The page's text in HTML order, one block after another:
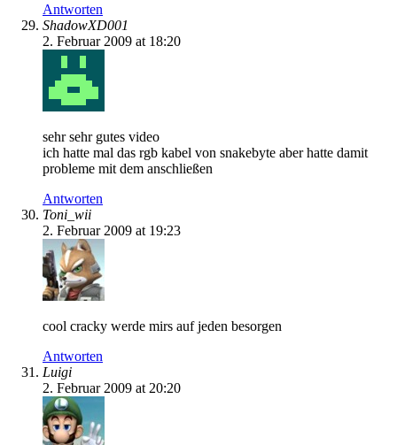
Antworten
ShadowXD001
2. Februar 2009 at 18:20
sehr sehr gutes video
ich hatte mal das rgb kabel von snakebyte aber hatte damit
probleme mit dem anschließen
Antworten
Toni_wii
2. Februar 2009 at 19:23
cool cracky werde mirs auf jeden besorgen
Antworten
Luigi
2. Februar 2009 at 20:20